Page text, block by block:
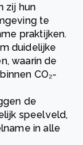
zij hun
te
praktijken.
duidelijke
waarin de
CO₂-
de
speelveld,
in alle